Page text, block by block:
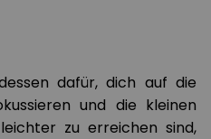
dafür, dich auf die
und die kleinen
zu erreichen sind,